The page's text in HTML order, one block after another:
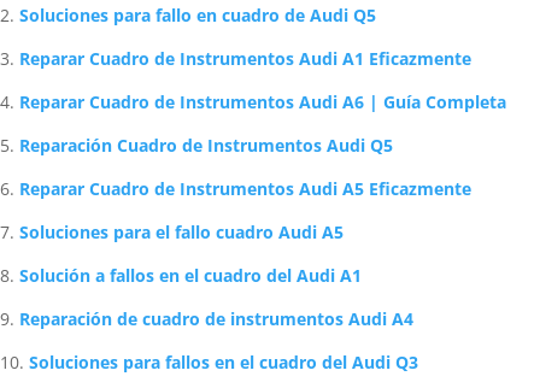
Soluciones para fallo en cuadro de Audi Q5
Reparar Cuadro de Instrumentos Audi A1 Eficazmente
Reparar Cuadro de Instrumentos Audi A6 | Guía Completa
Reparación Cuadro de Instrumentos Audi Q5
Reparar Cuadro de Instrumentos Audi A5 Eficazmente
Soluciones para el fallo cuadro Audi A5
Solución a fallos en el cuadro del Audi A1
Reparación de cuadro de instrumentos Audi A4
Soluciones para fallos en el cuadro del Audi Q3